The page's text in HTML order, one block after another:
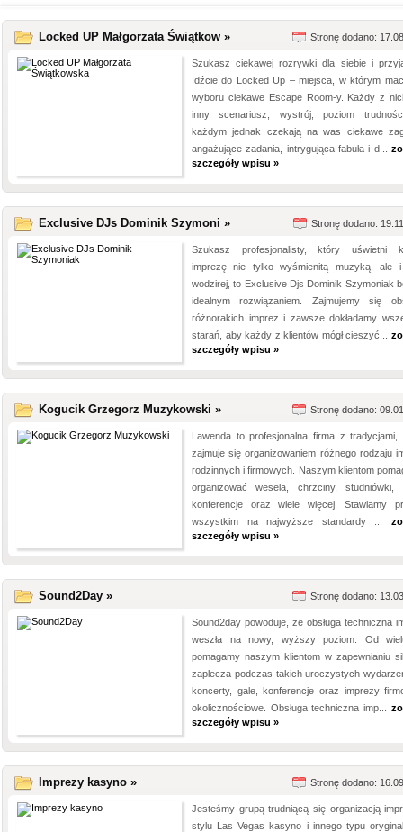
Locked UP Małgorzata Świątkow » Stronę dodano:
Szukasz ciekawej rozrywki dla siebie i
Idźcie do Locked Up – miejsca, w którym
wyboru ciekawe Escape Room-y. Każdy z
inny scenariusz, wystrój, poziom
każdym jednak czekają na was ciekawe
angażujące zadania, intrygująca fabuła i d...
szczegóły wpisu »
Exclusive DJs Dominik Szymoni » Stronę dodano:
Szukasz profesjonalisty, który uświetni
imprezę nie tylko wyśmienitą muzyką, ale
wodzirej, to Exclusive Djs Dominik Szymoniak
idealnym rozwiązaniem. Zajmujemy się
różnorakich imprez i zawsze dokładamy
starań, aby każdy z klientów mógł cieszyć...
szczegóły wpisu »
Kogucik Grzegorz Muzykowski » Stronę dodano:
Lawenda to profesjonalna firma z tradycjami,
zajmuje się organizowaniem różnego rodzaju
rodzinnych i firmowych. Naszym klientom
organizować wesela, chrzciny, studniówki,
konferencje oraz wiele więcej. Stawiamy
wszystkim na najwyższe standardy ...
szczegóły wpisu »
Sound2Day » Stronę dodano:
Sound2day powoduje, że obsługa techniczna
weszła na nowy, wyższy poziom. Od
pomagamy naszym klientom w zapewnianiu
zaplecza podczas takich uroczystych
koncerty, gale, konferencje oraz imprezy
okolicznościowe. Obsługa techniczna imp...
szczegóły wpisu »
Imprezy kasyno » Stronę dodano:
Jesteśmy grupą trudniącą się organizacją
stylu Las Vegas kasyno i innego typu